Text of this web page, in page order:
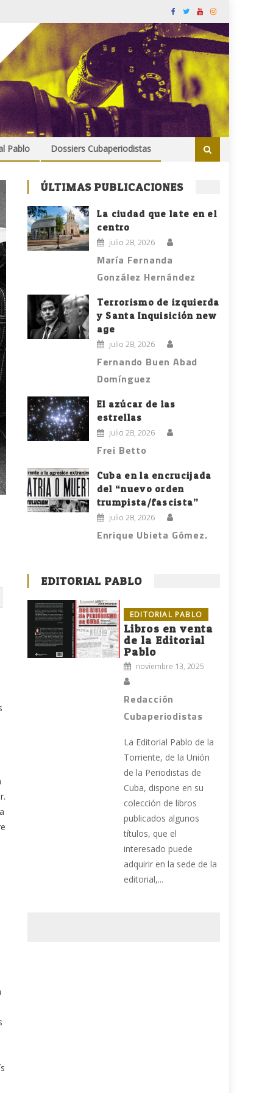
Pablo Dossiers Cubaperiodistas
ÚLTIMAS PUBLICACIONES
La ciudad que late en el
centro
julio 28, 2026
María Fernanda
González Hernández
Terrorismo de izquierda
y Santa Inquisición new
age
julio 28, 2026
Fernando Buen Abad
Domínguez
El azúcar de las
estrellas
julio 28, 2026
Frei Betto
Cuba en la encrucijada
del “nuevo orden
trumpista/fascista”
julio 28, 2026
Enrique Ubieta Gómez.
EDITORIAL PABLO
EDITORIAL PABLO
Libros en venta
de la Editorial
Pablo
noviembre 13, 2025
Redacción
Cubaperiodistas
La Editorial Pablo de la
Torriente, de la Unión
de la Periodistas de
Cuba, dispone en su
colección de libros
publicados algunos
títulos, que el
interesado puede
adquirir en la sede de la
editorial,...